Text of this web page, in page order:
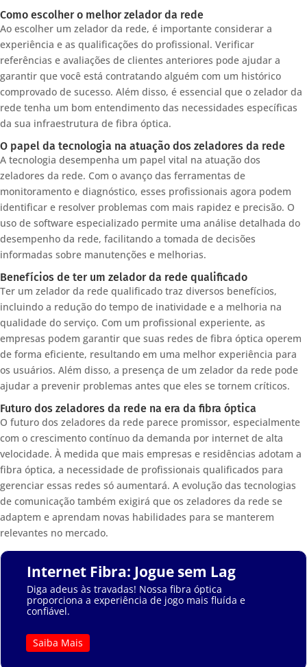
Como escolher o melhor zelador da rede
Ao escolher um zelador da rede, é importante considerar a
experiência e as qualificações do profissional. Verificar
referências e avaliações de clientes anteriores pode ajudar a
garantir que você está contratando alguém com um histórico
comprovado de sucesso. Além disso, é essencial que o zelador da
rede tenha um bom entendimento das necessidades específicas
da sua infraestrutura de fibra óptica.
O papel da tecnologia na atuação dos zeladores da rede
A tecnologia desempenha um papel vital na atuação dos
zeladores da rede. Com o avanço das ferramentas de
monitoramento e diagnóstico, esses profissionais agora podem
identificar e resolver problemas com mais rapidez e precisão. O
uso de software especializado permite uma análise detalhada do
desempenho da rede, facilitando a tomada de decisões
informadas sobre manutenções e melhorias.
Benefícios de ter um zelador da rede qualificado
Ter um zelador da rede qualificado traz diversos benefícios,
incluindo a redução do tempo de inatividade e a melhoria na
qualidade do serviço. Com um profissional experiente, as
empresas podem garantir que suas redes de fibra óptica operem
de forma eficiente, resultando em uma melhor experiência para
os usuários. Além disso, a presença de um zelador da rede pode
ajudar a prevenir problemas antes que eles se tornem críticos.
Futuro dos zeladores da rede na era da fibra óptica
O futuro dos zeladores da rede parece promissor, especialmente
com o crescimento contínuo da demanda por internet de alta
velocidade. À medida que mais empresas e residências adotam a
fibra óptica, a necessidade de profissionais qualificados para
gerenciar essas redes só aumentará. A evolução das tecnologias
de comunicação também exigirá que os zeladores da rede se
adaptem e aprendam novas habilidades para se manterem
relevantes no mercado.
Internet Fibra: Jogue sem Lag
Diga adeus às travadas! Nossa fibra óptica
proporciona a experiência de jogo mais fluída e
confiável.
Saiba Mais